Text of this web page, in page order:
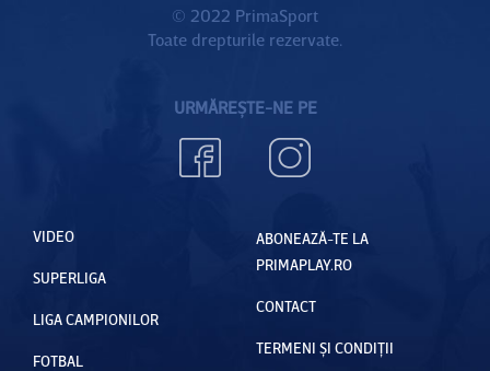
© 2022 PrimaSport
Toate drepturile rezervate.
URMĂREȘTE-NE PE
VIDEO
SUPERLIGA
LIGA CAMPIONILOR
FOTBAL
ABONEAZĂ-TE LA
PRIMAPLAY.RO
CONTACT
TERMENI ȘI CONDIȚII